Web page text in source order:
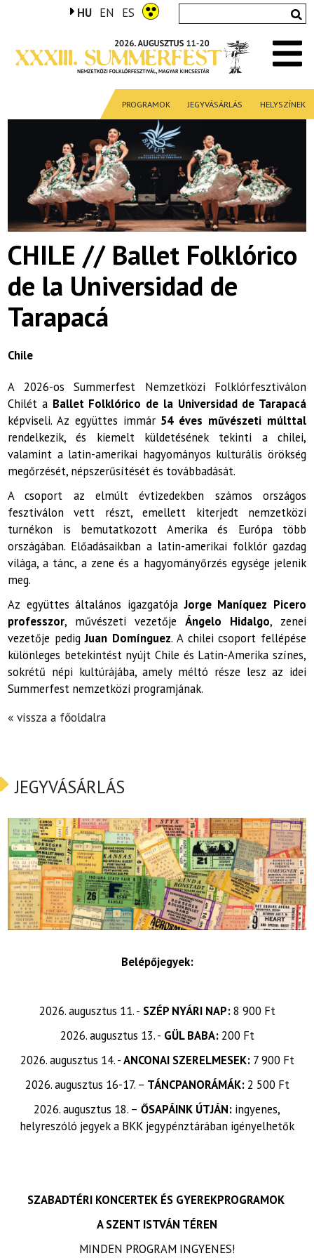
HU EN ES
PROGRAMOK JEGYVÁSÁRLÁS HELYSZÍNEK
CHILE // Ballet Folklórico
de la Universidad de
Tarapacá
Chile
A 2026-os Summerfest Nemzetközi Folklórfesztiválon
Chilét a Ballet Folklórico de la Universidad de Tarapacá
képviseli. Az együttes immár 54 éves művészeti múlttal
rendelkezik, és kiemelt küldetésének tekinti a chilei,
valamint a latin-amerikai hagyományos kulturális örökség
megőrzését, népszerűsítését és továbbadását.
A csoport az elmúlt évtizedekben számos országos
fesztiválon vett részt, emellett kiterjedt nemzetközi
turnékon is bemutatkozott Amerika és Európa több
országában. Előadásaikban a latin-amerikai folklór gazdag
világa, a tánc, a zene és a hagyományőrzés egysége jelenik
meg.
Az együttes általános igazgatójaJorge Maníquez Picero
professzor, művészeti vezetője Ángelo Hidalgo, zenei
vezetője pedigJuan Domínguez. A chilei csoport fellépése
különleges betekintést nyújt Chile és Latin-Amerika színes,
sokrétű népi kultúrájába, amely méltó része lesz az idei
Summerfest nemzetközi programjának.
« vissza a főoldalra
JEGYVÁSÁRLÁS
Belépőjegyek:
2026. augusztus 11. - SZÉP NYÁRI NAP:8 900 Ft
2026. augusztus 13. - GÜL BABA:200 Ft
2026. augusztus 14. -ANCONAI SZERELMESEK: 7 900 Ft
2026. augusztus 16-17. – TÁNCPANORÁMÁK:2 500 Ft
2026. augusztus 18. – ŐSAPÁINK ÚTJÁN: ingyenes,
helyreszóló jegyek a BKK jegypénztárában igényelhetők
SZABADTÉRI KONCERTEK ÉS GYEREKPROGRAMOK
A SZENT ISTVÁN TÉREN
MINDEN PROGRAM INGYENES!